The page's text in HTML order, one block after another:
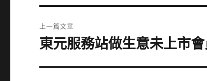
章
上一篇文章
上
篇
東元服務站做生意未上市